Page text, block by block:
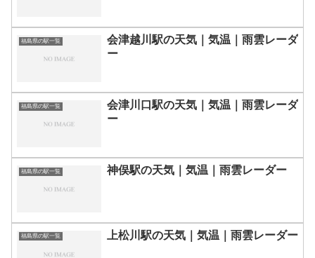
福島県の駅一覧
会津越川駅の天気｜気温｜雨雲レーダ
ー
福島県の駅一覧
会津川口駅の天気｜気温｜雨雲レーダ
ー
福島県の駅一覧 神俣駅の天気｜気温｜雨雲レーダー
福島県の駅一覧 上松川駅の天気｜気温｜雨雲レーダー